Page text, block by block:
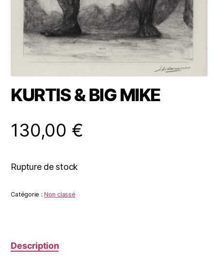
KURTIS & BIG MIKE
130,00 €
Rupture de stock
Catégorie :Non classé
Description